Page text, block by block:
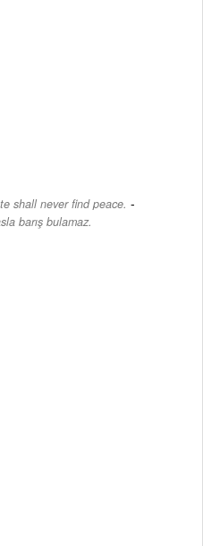
shall never find peace. -
barış bulamaz.